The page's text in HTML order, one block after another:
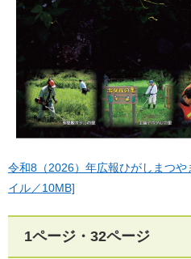
令和8（2026）年広報ひがしまつ
イル／10MB]
1ページ・32ページ